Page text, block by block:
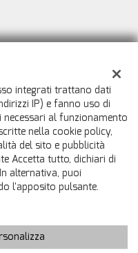
(CN)
S.r.l., Tutti i diritti riservati
integrati trattano dati
IP) e fanno uso di
necessari al funzionamento
nella cookie policy,
del sito e pubblicità
Accetta tutto, dichiari di
alternativa, puoi
l'apposito pulsante.